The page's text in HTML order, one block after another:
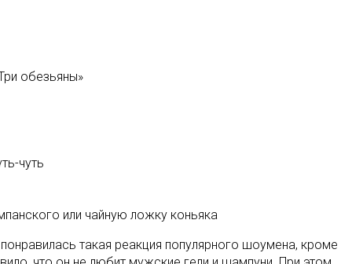
обезьяны»
чуть
или чайную ложку коньяка
такая реакция популярного шоумена, кроме